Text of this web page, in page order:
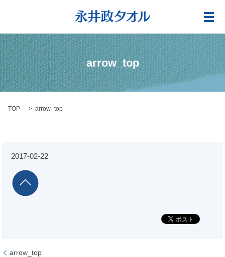
メ
arrow_top
TOP arrow_top
2017-02-22
arrow_top